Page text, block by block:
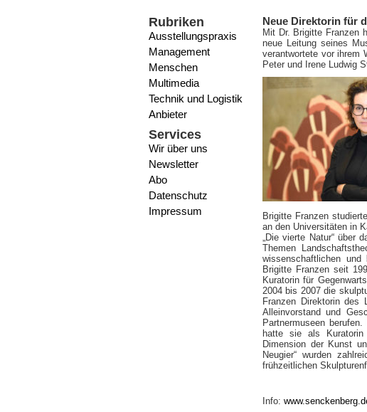
Rubriken
Ausstellungspraxis
Management
Menschen
Multimedia
Technik und Logistik
Anbieter
Services
Wir über uns
Newsletter
Abo
Datenschutz
Impressum
Neue Direktorin für
Mit Dr. Brigitte Franzen
neue Leitung seines
verantwortete vor ihrem
Peter und Irene Ludwig
Brigitte Franzen
an den Universitäten in
„Die vierte Natur“ über
Themen
wissenschaftlichen und
Brigitte Franzen seit
Kuratorin für
2004 bis 2007 die
Franzen Direktorin des
Alleinvorstand und
Partnermuseen
hatte sie als
Dimension der Kunst
Neugier“ wurden
frühzeitlichen
Info: